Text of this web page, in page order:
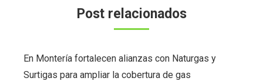
Post relacionados
En Montería fortalecen alianzas con Naturgas y
Surtigas para ampliar la cobertura de gas